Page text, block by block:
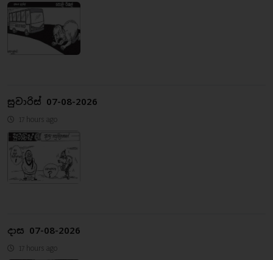
සුවාරිස් 07-08-2026
17 hours ago
දාස 07-08-2026
17 hours ago